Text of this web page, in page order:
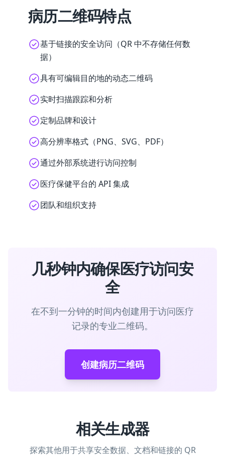
病历二维码特点
基于链接的安全访问（QR 中不存储任何数
据）
具有可编辑目的地的动态二维码
实时扫描跟踪和分析
定制品牌和设计
高分辨率格式（PNG、SVG、PDF）
通过外部系统进行访问控制
医疗保健平台的 API 集成
团队和组织支持
几秒钟内确保医疗访问安
全
在不到一分钟的时间内创建用于访问医疗
记录的专业二维码。
创建病历二维码
相关生成器
探索其他用于共享安全数据、文档和链接的 QR